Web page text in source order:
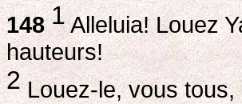
148 1Alleluia! Louez
hauteurs!
2Louez-le, vous tous,